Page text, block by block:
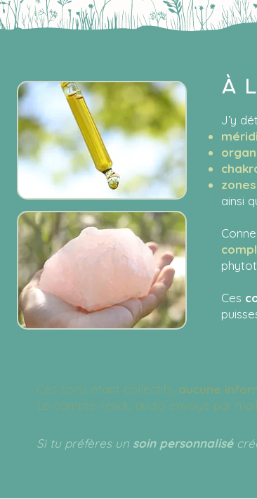
À
J’y
ainsi
Ces
Ces soins étant collectifs, aucune
Le compte-rendu audio envoyé par
Si tu préfères un soin personnalisé